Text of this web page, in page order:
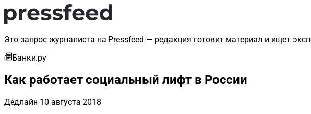
Это запрос журналиста на Pressfeed — редакция готовит материал и ищет
Банки.ру
Как работает социальный лифт в России
Дедлайн 10 августа 2018